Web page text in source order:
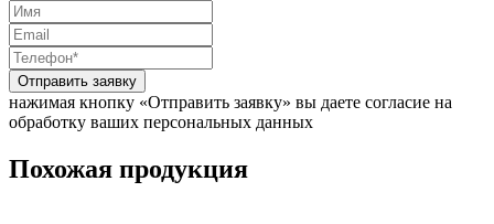
Отправить заявку
нажимая кнопку «Отправить заявку» вы даете согласие на
обработку ваших персональных данных
Похожая продукция